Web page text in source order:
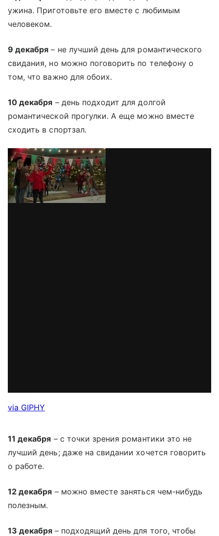
ужина. Приготовьте его вместе с любимым
человеком.
9 декабря – не лучший день для романтического
свидания, но можно поговорить по телефону о
том, что важно для обоих.
10 декабря – день подходит для долгой
романтической прогулки. А еще можно вместе
сходить в спортзал.
via GIPHY
11 декабря – с точки зрения романтики это не
лучший день; даже на свидании хочется говорить
о работе.
12 декабря – можно вместе заняться чем-нибудь
полезным.
13 декабря – подходящий день для того, чтобы